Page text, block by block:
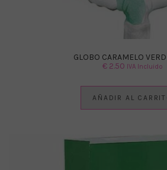
GLOBO CARAMELO
€ 2.50 IVA Incluido
AÑADIR AL